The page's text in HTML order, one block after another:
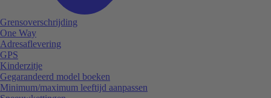
Grensoverschrijding
One Way
Adresaflevering
GPS
Kinderzitje
Gegarandeerd model boeken
Minimum/maximum leeftijd aanpassen